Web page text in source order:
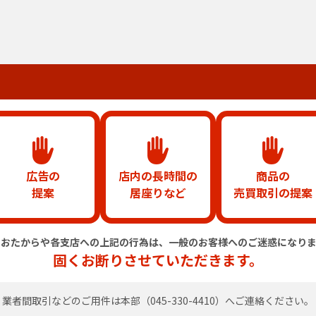
広告の
提案
店内の長時間の
居座りなど
商品の
売買取引の提案
たからや各支店への上記の行為は、 一般のお客様へのご迷惑になり
固くお断りさせていただきます。
業者間取引などのご用件は本部（045-330-4410）へご連絡ください。